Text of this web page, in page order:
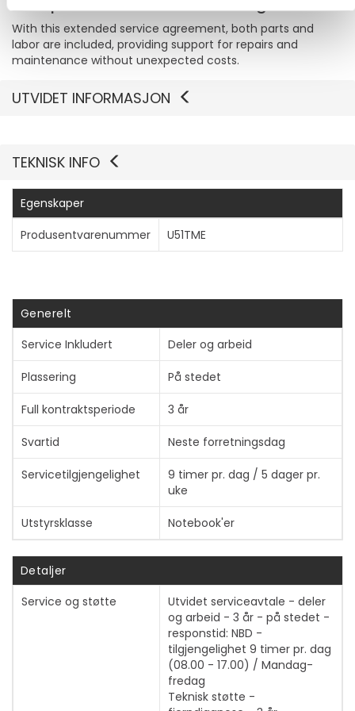
With this extended service agreement, both parts and
labor are included, providing support for repairs and
maintenance without unexpected costs.
Vis mer
UTVIDET INFORMASJON
TEKNISK INFO
Egenskaper
Produsentvarenummer
U51TME
Generelt
Service Inkludert
Deler og arbeid
Plassering På stedet
Full kontraktsperiode 3 år
Svartid Neste forretningsdag
Servicetilgjengelighet
9 timer pr. dag / 5 dager pr.
uke
Utstyrsklasse Notebook'er
Detaljer
Service og støtte
Utvidet serviceavtale - deler
og arbeid - 3 år - på stedet -
responstid: NBD -
tilgjengelighet 9 timer pr. dag
(08.00 - 17.00) / Mandag-
fredag
Teknisk støtte -